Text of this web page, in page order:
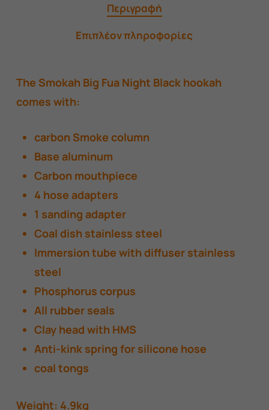
Περιγραφή
Επιπλέον πληροφορίες
The Smokah Big Fua Night Blackhookah
comes with:
carbon Smoke column
Base aluminum
Carbon mouthpiece
4 hose adapters
1 sanding adapter
Coal dish stainless steel
Immersion tube with diffuser stainless
steel
Phosphorus corpus
All rubber seals
Clay head with HMS
Anti-kink spring for silicone hose
coal tongs
Weight: 4.9kg